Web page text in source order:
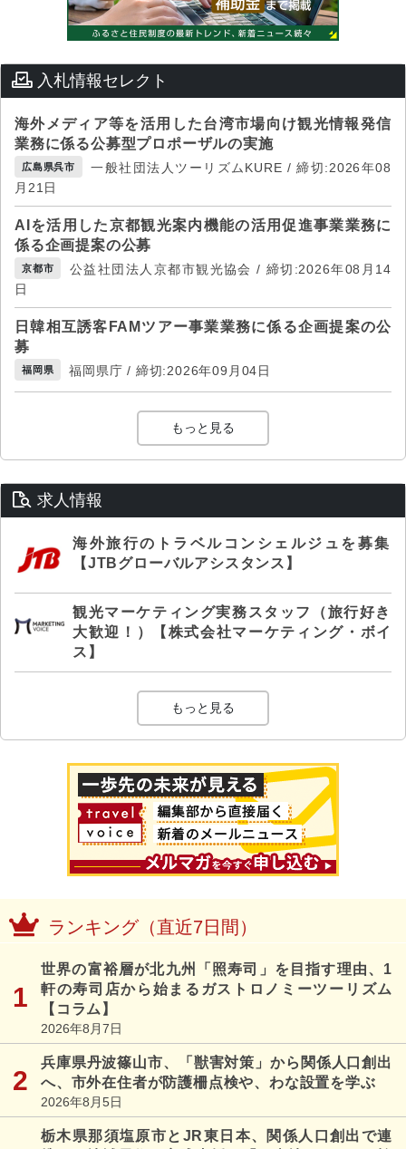
入札情報セレクト
海外メディア等を活用した台湾市場向け観光情報発信
業務に係る公募型プロポーザルの実施
広島県呉市
一般社団法人ツーリズムKURE / 締切:2026年08
月21日
AIを活用した京都観光案内機能の活用促進事業業務に
係る企画提案の公募
京都市
公益社団法人京都市観光協会 / 締切:2026年08月14
日
日韓相互誘客FAMツアー事業業務に係る企画提案の公
募
福岡県 福岡県庁 / 締切:2026年09月04日
もっと見る
求人情報
海外旅行のトラベルコンシェルジュを募集
【JTBグローバルアシスタンス】
観光マーケティング実務スタッフ（旅行好き
大歓迎！）【株式会社マーケティング・ボイ
ス】
もっと見る
ランキング（直近7日間）
世界の富裕層が北九州「照寿司」を目指す理由、1
軒の寿司店から始まるガストロノミーツーリズム
【コラム】
2026年8月7日
兵庫県丹波篠山市、「獣害対策」から関係人口創出
へ、市外在住者が防護柵点検や、わな設置を学ぶ
2026年8月5日
栃木県那須塩原市とJR東日本、関係人口創出で連